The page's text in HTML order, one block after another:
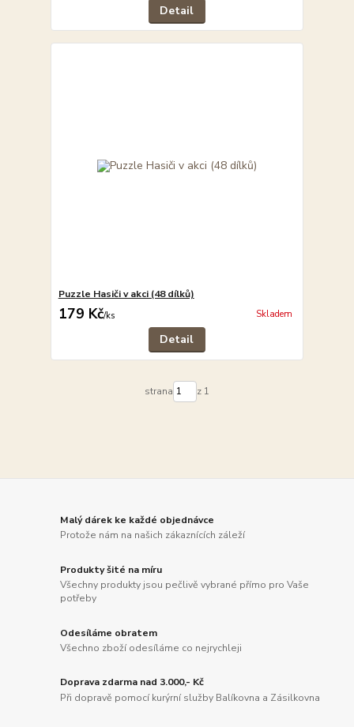
Detail
Puzzle Hasiči v akci (48 dílků)
179 Kč/ks Skladem
Detail
strana z 1
Malý dárek ke každé objednávce
Protože nám na našich zákaznících záleží
Produkty šité na míru
Všechny produkty jsou pečlivě vybrané přímo pro Vaše
potřeby
Odesíláme obratem
Všechno zboží odesíláme co nejrychleji
Doprava zdarma nad 3.000,- Kč
Při dopravě pomocí kurýrní služby Balíkovna a Zásilkovna